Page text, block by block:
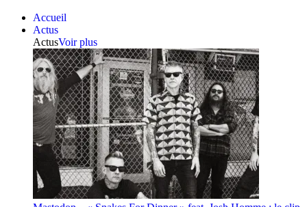
Accueil
Actus
ActusVoir plus